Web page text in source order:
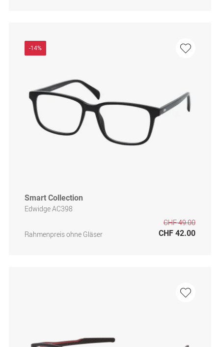
-14%
Smart Collection
Edwidge AC398
Rahmenpreis ohne Gläser
CHF 49.00
CHF 42.00